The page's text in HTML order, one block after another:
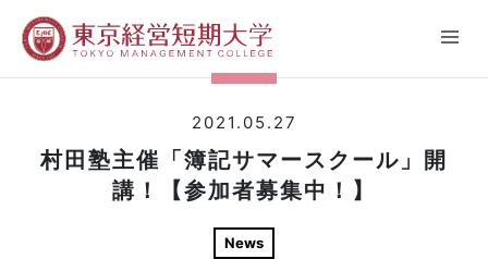
2021.05.27
村田塾主催「簿記サマースクール」開
講！【参加者募集中！】
News